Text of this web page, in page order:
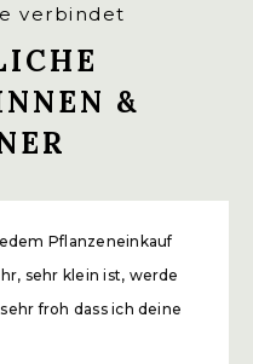
verbindet
&
Pflanzeneinkauf
sehr klein ist, werde
froh dass ich deine